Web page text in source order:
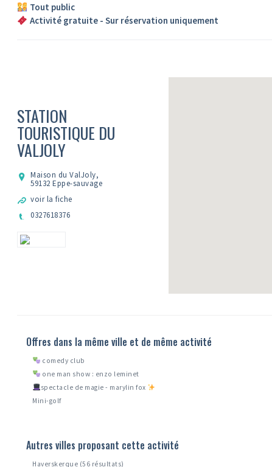
Tout public
Activité gratuite - Sur réservation uniquement
STATION
TOURISTIQUE DU
VALJOLY
Maison du ValJoly,
59132 Eppe-sauvage
voir la fiche
0327618376
Offres dans la même ville et de même activité
comedy club
one man show : enzo leminet
spectacle de magie - marylin fox
Mini-golf
Autres villes proposant cette activité
Haverskerque (56 résultats)